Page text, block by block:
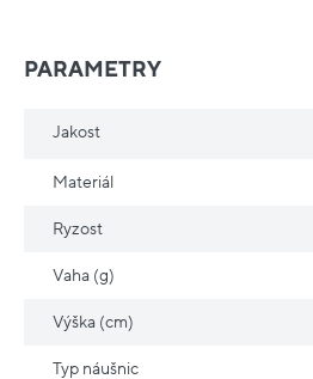
PARAMETRY
Jakost
Materiál
Ryzost
Vaha (g)
Výška (cm)
Typ náušnic